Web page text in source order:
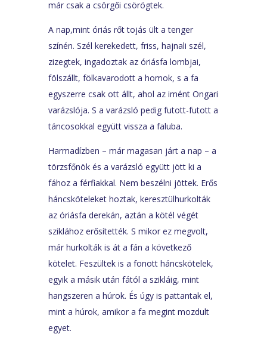
már csak a csörgői csörögtek.
A nap,mint óriás rőt tojás ült a tenger
színén. Szél kerekedett, friss, hajnali szél,
zizegtek, ingadoztak az óriásfa lombjai,
fölszállt, fölkavarodott a homok, s a fa
egyszerre csak ott állt, ahol az imént Ongari
varázslója. S a varázsló pedig futott-futott a
táncosokkal együtt vissza a faluba.
Harmadízben – már magasan járt a nap – a
törzsfőnök és a varázsló együtt jött ki a
fához a férfiakkal. Nem beszélni jöttek. Erős
háncsköteleket hoztak, keresztülhurkolták
az óriásfa derekán, aztán a kötél végét
sziklához erősítették. S mikor ez megvolt,
már hurkolták is át a fán a következő
kötelet. Feszültek is a fonott háncskötelek,
egyik a másik után fától a szikláig, mint
hangszeren a húrok. És úgy is pattantak el,
mint a húrok, amikor a fa megint mozdult
egyet.